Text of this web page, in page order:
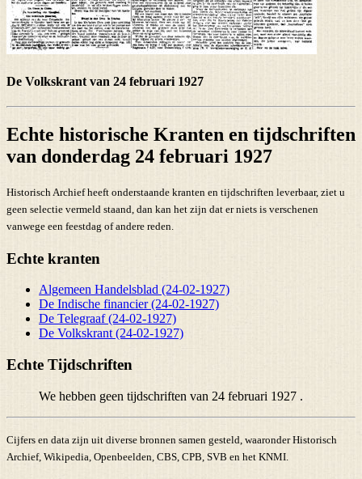
De Volkskrant van 24 februari 1927
Echte historische Kranten en tijdschriften
van donderdag 24 februari 1927
Historisch Archief heeft onderstaande kranten en tijdschriften leverbaar, ziet u
geen selectie vermeld staand, dan kan het zijn dat er niets is verschenen
vanwege een feestdag of andere reden.
Echte kranten
Algemeen Handelsblad (24-02-1927)
De Indische financier (24-02-1927)
De Telegraaf (24-02-1927)
De Volkskrant (24-02-1927)
Echte Tijdschriften
We hebben geen tijdschriften van 24 februari 1927 .
Cijfers en data zijn uit diverse bronnen samen gesteld, waaronder Historisch
Archief, Wikipedia, Openbeelden, CBS, CPB, SVB en het KNMI.